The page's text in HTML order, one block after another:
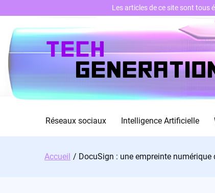
content
Réseaux sociaux Intelligence Artificielle
Accueil DocuSign : une empreinte numérique
Les articles de ce site sont tous